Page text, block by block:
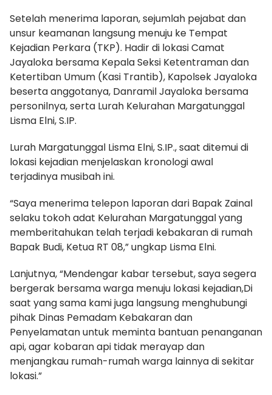
Setelah menerima laporan, sejumlah pejabat dan
unsur keamanan langsung menuju ke Tempat
Kejadian Perkara (TKP). Hadir di lokasi Camat
Jayaloka bersama Kepala Seksi Ketentraman dan
Ketertiban Umum (Kasi Trantib), Kapolsek Jayaloka
beserta anggotanya, Danramil Jayaloka bersama
personilnya, serta Lurah Kelurahan Margatunggal
Lisma Elni, S.IP.
Lurah Margatunggal Lisma Elni, S.IP., saat ditemui di
lokasi kejadian menjelaskan kronologi awal
terjadinya musibah ini.
“Saya menerima telepon laporan dari Bapak Zainal
selaku tokoh adat Kelurahan Margatunggal yang
memberitahukan telah terjadi kebakaran di rumah
Bapak Budi, Ketua RT 08,” ungkap Lisma Elni.
Lanjutnya, “Mendengar kabar tersebut, saya segera
bergerak bersama warga menuju lokasi kejadian,Di
saat yang sama kami juga langsung menghubungi
pihak Dinas Pemadam Kebakaran dan
Penyelamatan untuk meminta bantuan penanganan
api, agar kobaran api tidak merayap dan
menjangkau rumah-rumah warga lainnya di sekitar
lokasi.”